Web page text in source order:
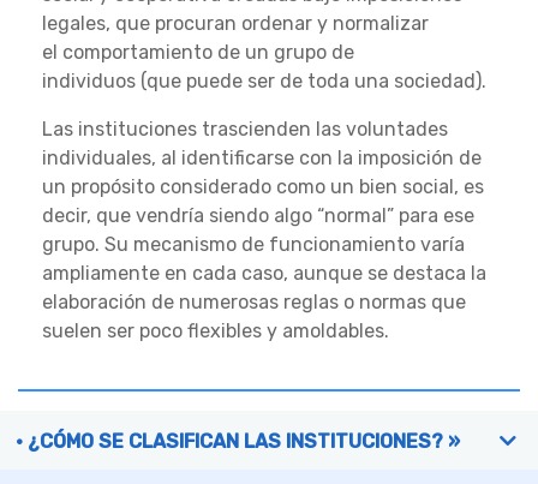
legales, que procuran ordenar y normalizar
el comportamiento de un grupo de
individuos (que puede ser de toda una sociedad).
Las instituciones trascienden las voluntades
individuales, al identificarse con la imposición de
un propósito considerado como un bien social, es
decir, que vendría siendo algo “normal” para ese
grupo. Su mecanismo de funcionamiento varía
ampliamente en cada caso, aunque se destaca la
elaboración de numerosas reglas o normas que
suelen ser poco flexibles y amoldables.
¿CÓMO SE CLASIFICAN LAS INSTITUCIONES? »